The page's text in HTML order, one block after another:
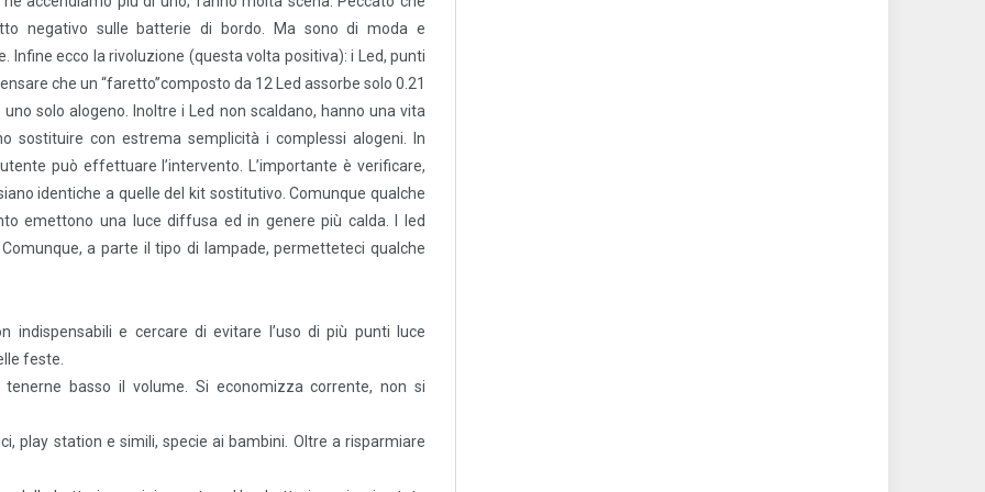
negativo sulle batterie di bordo. Ma sono di moda e
ecco la rivoluzione (questa volta positiva): i Led, punti
che un “faretto”composto da 12 Led assorbe solo 0.21
solo alogeno. Inoltre i Led non scaldano, hanno una vita
sostituire con estrema semplicità i complessi alogeni. In
può effettuare l’intervento. L’importante è verificare,
identiche a quelle del kit sostitutivo. Comunque qualche
emettono una luce diffusa ed in genere più calda. I led
a parte il tipo di lampade, permetteteci qualche
indispensabili e cercare di evitare l’uso di più punti luce
feste.
basso il volume. Si economizza corrente, non si
play station e simili, specie ai bambini. Oltre a risparmiare